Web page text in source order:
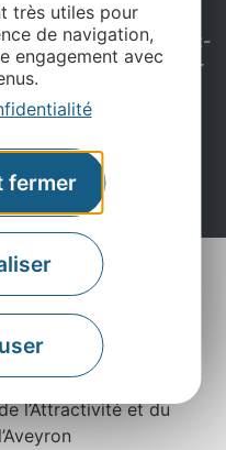
très utiles pour
de navigation,
engagement avec
fermer
mensuelle et laissez-
de votre séjour
l’Attractivité et du